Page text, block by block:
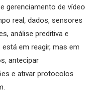
gerenciamento de vídeo
real, dados, sensores
análise preditiva e
em reagir, mas em
antecipar
e ativar protocolos